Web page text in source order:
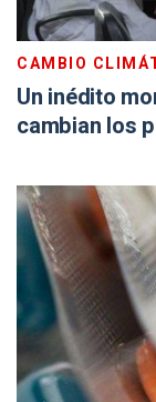
CAMBIO
Un inédito
cambian los